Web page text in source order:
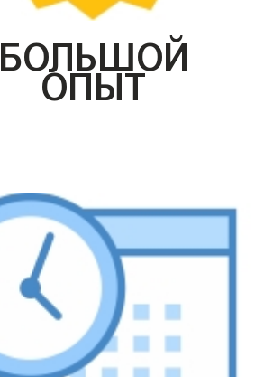
БОЛЬШОЙ
ОПЫТ